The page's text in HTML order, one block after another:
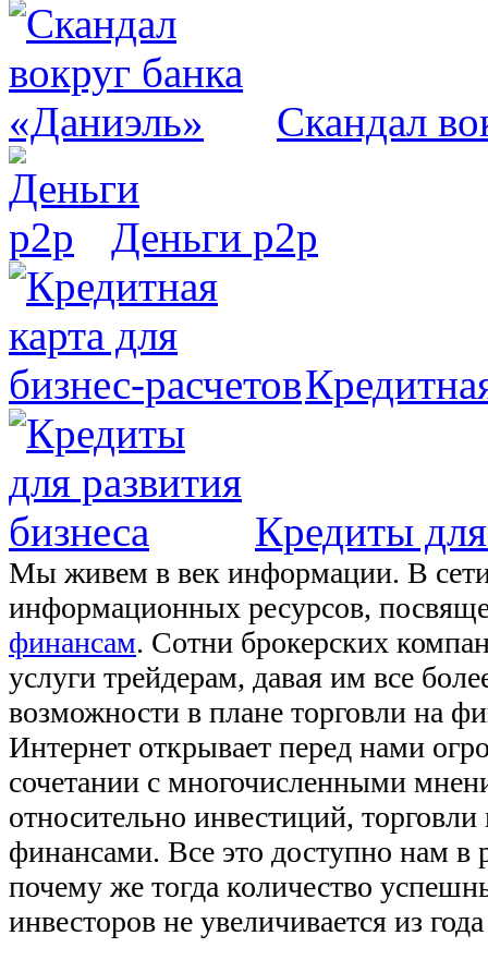
Скандал
Деньги р2р
Кредиты
Мы живем в век информации. В
информационных ресурсов,
финансам. Сотни брокерских
услуги трейдерам, давая им все
возможности в плане торговли на
Интернет открывает перед нами
сочетании с многочисленными
относительно инвестиций,
финансами. Все это доступно нам в
почему же тогда количество
инвесторов не увеличивается из